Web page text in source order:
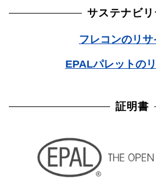
サステナビリ
フレコンのリサ
EPALパレットの
証明書